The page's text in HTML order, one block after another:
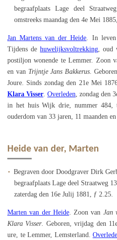
begraafplaats Lage deel
omstreeks maandag den 4e Mei
Jan Martens van der Heide. In leven
Tijdens de huwelijksvoltrekking, oud
postiljon wonende te Lemmer. Zoon
en van Trijntje Jans Bakkerus.
Joure. Sinds zondag den 21e Mei
Klara Visser. Overleden, zondag den
in het huis Wijk drie, nummer 484,
ouderdom van 33 jaren, 11 maanden
Heide van der, Marten
Begraven door Doodgraver Dirk
begraafplaats Lage deel Straatweg
zaterdag den 16e Julij 1881, ƒ 2.25.
Marten van der Heide. Zoon van Jan
Klara Visser. Geboren, vrijdag den
ure, te Lemmer, Lemsterland.